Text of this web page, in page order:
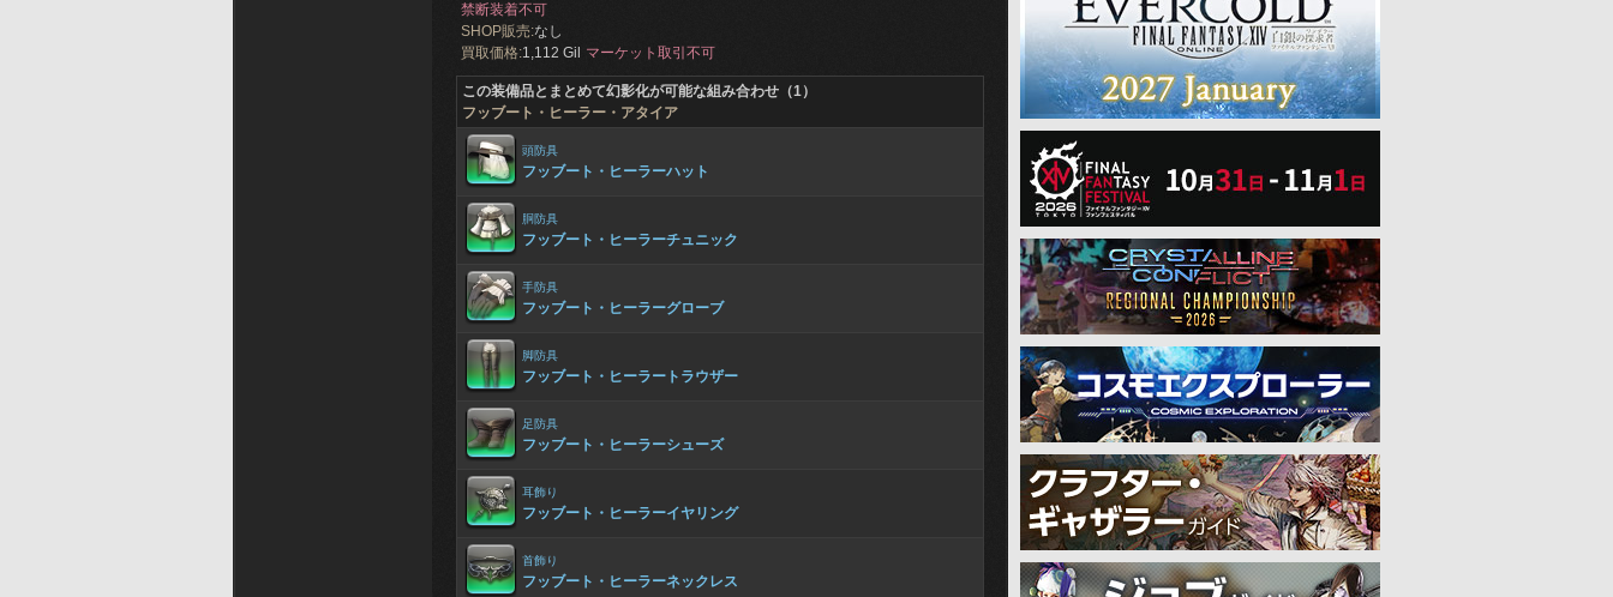
禁断装着不可
SHOP販売:なし
買取価格:1,112 Gil マーケット取引不可
この装備品とまとめて幻影化が可能な組み合わせ（1）
フッブート・ヒーラー・アタイア
頭防具
フッブート・ヒーラーハット
胴防具
フッブート・ヒーラーチュニック
手防具
フッブート・ヒーラーグローブ
脚防具
フッブート・ヒーラートラウザー
足防具
フッブート・ヒーラーシューズ
耳飾り
フッブート・ヒーラーイヤリング
首飾り
フッブート・ヒーラーネックレス